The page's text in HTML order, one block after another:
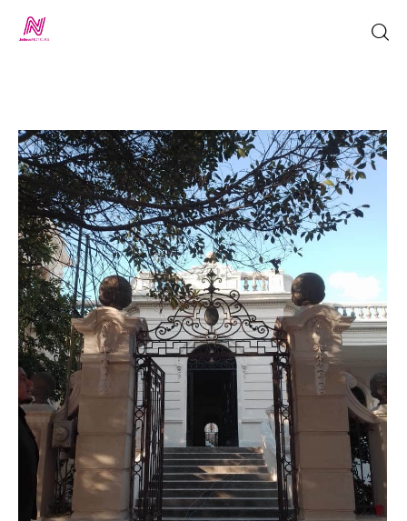
Inicio
TV en Vivo
Jalisco Noticias
Programación
Jalisco TV
Jalisco RADIO / En Vivo
Nosotros
Contacto